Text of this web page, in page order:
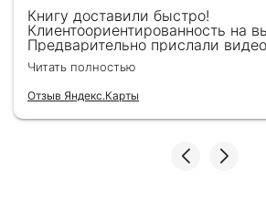
Книгу доставили быстро!
Клиентоориентированность на
Предварительно прислали
книжку, быстро отправили и
подарочек) Спасибо!!!
Читать полностью
Отзыв Яндекс.Карты